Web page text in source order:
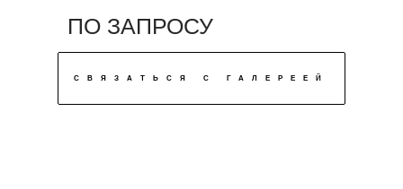
СВЯЗАТЬСЯ С ГАЛЕРЕЕЙ
ПО ЗАПРОСУ